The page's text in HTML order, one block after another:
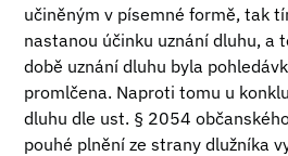
učiněným v písemné formě, tak
nastanou účinku uznání dluhu, a
době uznání dluhu byla
promlčena. Naproti tomu u
dluhu dle ust. § 2054
pouhé plnění ze strany dlužníka